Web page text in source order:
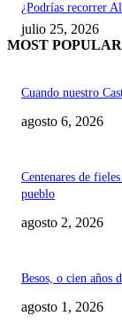
¿Podrías recorrer
julio 25, 2026
MOST POPULAR
Cuando nuestro
agosto 6, 2026
Centenares de
pueblo
agosto 2, 2026
Besos, o cien años
agosto 1, 2026